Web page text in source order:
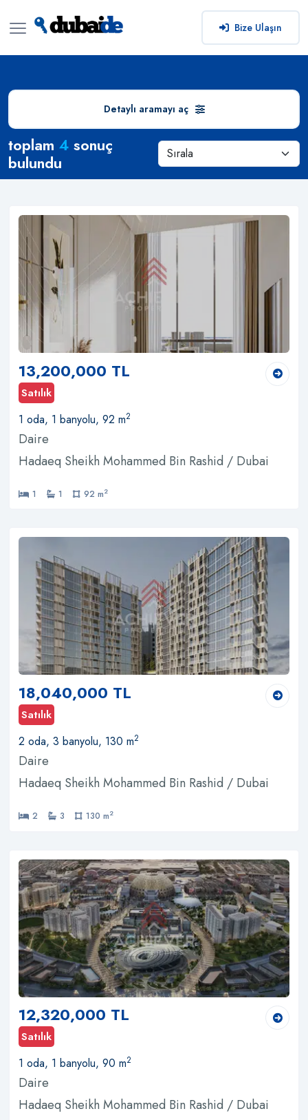
Bize Ulaşın
Arama SonuçlarıDetaylı aramayı aç
toplam 4 sonuç
bulundu
13,200,000 TL
Satılık
1 oda, 1 banyolu, 92 m2
Daire
Hadaeq Sheikh Mohammed Bin Rashid / Dubai
1 1 92 m2
18,040,000 TL
Satılık
2 oda, 3 banyolu, 130 m2
Daire
Hadaeq Sheikh Mohammed Bin Rashid / Dubai
2 3 130 m2
12,320,000 TL
Satılık
1 oda, 1 banyolu, 90 m2
Daire
Hadaeq Sheikh Mohammed Bin Rashid / Dubai